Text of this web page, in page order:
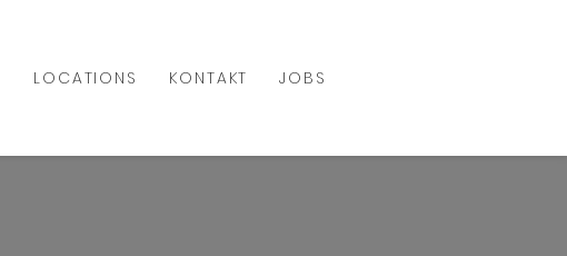
LOCATIONS KONTAKT JOBS